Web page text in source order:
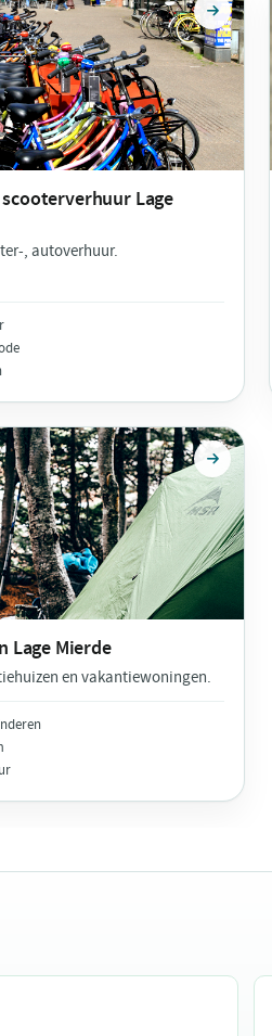
Lage
, autoverhuur.
Lage Mierde
en vakantiewoningen.